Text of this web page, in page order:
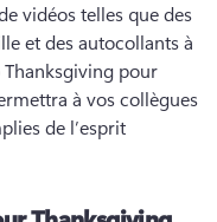
vidéos telles que des
et des autocollants à
pour
à vos collègues
de l’esprit